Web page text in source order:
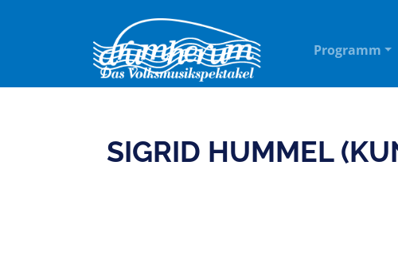
Programm
SIGRID HUMMEL